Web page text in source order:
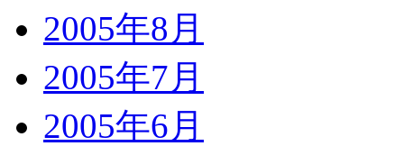
2005年8月
2005年7月
2005年6月